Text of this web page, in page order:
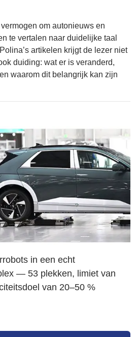
om autonieuws en
te vertalen naar duidelijke taal
artikelen krijgt de lezer niet
duiding: wat er is veranderd,
waarom dit belangrijk kan zijn
in een echt
— 53 plekken, limiet van
van 20–50 %